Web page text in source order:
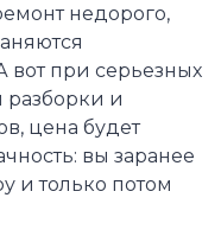
недорого,
вот при серьезных
разборки и
цена будет
вы заранее
и только потом